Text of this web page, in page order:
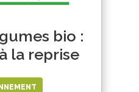
bio :
la reprise